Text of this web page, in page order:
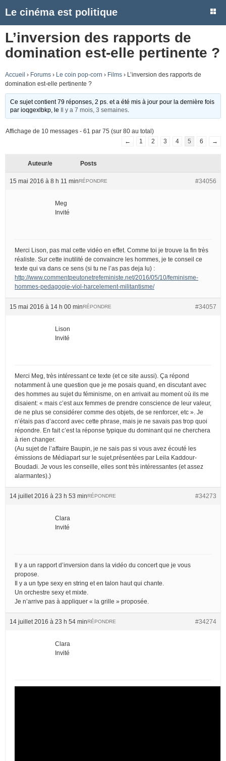
Le cinéma est politique
L’inversion des rapports de
domination est-elle pertinente ?
Accueil › Forums › Le coin pop-corn › Films › L’inversion des rapports de
domination est-elle pertinente ?
Ce sujet contient 79 réponses, 2 ps. et a été mis à jour pour la dernière fois
parioqgexlbkp , le Il y a 7 mois, 3 semaines
Affichage de 10 messages - 61 par 75 (sur 80 au total)
←
1 2 3 4 5 6 →
Auteur/e Posts
15 mai 2016 à 8 h 11 min #34056
RÉPONDRE
Meg
Invité
Merci Lison, pas mal cette vidéo en effet. Comme toi je trouve la fin très
réaliste. Sur cette inutilité de convaincre les hommes, je te conseil ce
texte qui va dans ce sens (si tu ne l’as pas deja lu) :
http://www.commentpeutonetrefeministe.net/2016/05/10/feminisme-
hommes-pedagogie-viol-harcelement-militantisme/
15 mai 2016 à 14 h 00 min #34057
RÉPONDRE
Lison
Invité
Merci Meg, très intéressant ce texte (et ce site aussi). Ça répond
notamment à une question que je me posais quand, en discutant avec
des hommes au sujet du féminisme, on en arrivait au moment où ils me
disaient: « mais c’est aux femmes de prendre conscience de leur valeur,
de ne plus se considérer comme des objets, de se renforcer, etc ». Je
n’étais pas d’accord avec cette phrase, mais je ne savais pas trop quoi
répondre. En fait c’est la réponse typique du dominant qui ne cherchera
à rien changer.
(Au sujet de l’affaire Baupin, je ne sais pas si vous avez écouté les
émissions de Médiapart sur le sujet,présentées par Leila Kaddour-
Boudadi. Je vous les conseille, elles sont très intéressantes (et assez
alarmantes).)
14 juillet 2016 à 23 h 53 min #34273
RÉPONDRE
Clara
Invité
Il y a un rapport d’inversion dans la vidéo du concert que je vous
propose.
Il y a un type sexy en string et en talon haut qui chante.
Un orchestre sexy et mixte.
Je n’arrive pas à appliquer « la grille » proposée.
14 juillet 2016 à 23 h 54 min #34274
RÉPONDRE
Clara
Invité